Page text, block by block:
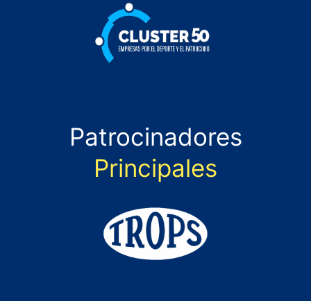
Patrocinadores
Principales